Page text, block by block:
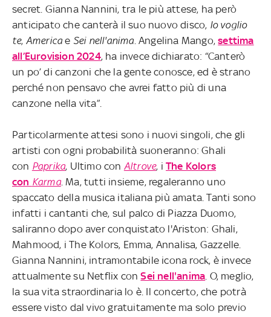
secret. Gianna Nannini, tra le più attese, ha però
anticipato che canterà il suo nuovo disco, Io voglio
te, Americae Sei nell'anima. Angelina Mango,settima
all’Eurovision 2024, ha invece dichiarato: “Canterò
un po’ di canzoni che la gente conosce, ed è strano
perché non pensavo che avrei fatto più di una
canzone nella vita”.
Particolarmente attesi sono i nuovi singoli, che gli
artisti con ogni probabilità suoneranno: Ghali
con Paprika, Ultimo con Altrove, iThe Kolors
con Karma. Ma, tutti insieme, regaleranno uno
spaccato della musica italiana più amata. Tanti sono
infatti i cantanti che, sul palco di Piazza Duomo,
saliranno dopo aver conquistato l'Ariston: Ghali,
Mahmood, i The Kolors, Emma, Annalisa, Gazzelle.
Gianna Nannini, intramontabile icona rock, è invece
attualmente su Netflix conSei nell'anima . O, meglio,
la sua vita straordinaria lo è. Il concerto, che potrà
essere visto dal vivo gratuitamente ma solo previo